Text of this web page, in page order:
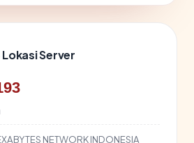
Lokasi Server
NETWORK INDONESIA